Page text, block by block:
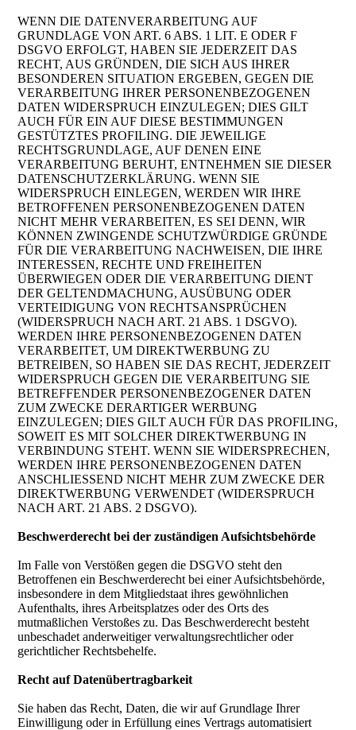
WENN DIE DATENVERARBEITUNG AUF
GRUNDLAGE VON ART. 6 ABS. 1 LIT. E ODER F
DSGVO ERFOLGT, HABEN SIE JEDERZEIT DAS
RECHT, AUS GRÜNDEN, DIE SICH AUS IHRER
BESONDEREN SITUATION ERGEBEN, GEGEN DIE
VERARBEITUNG IHRER PERSONENBEZOGENEN
DATEN WIDERSPRUCH EINZULEGEN; DIES GILT
AUCH FÜR EIN AUF DIESE BESTIMMUNGEN
GESTÜTZTES PROFILING. DIE JEWEILIGE
RECHTSGRUNDLAGE, AUF DENEN EINE
VERARBEITUNG BERUHT, ENTNEHMEN SIE DIESER
DATENSCHUTZERKLÄRUNG. WENN SIE
WIDERSPRUCH EINLEGEN, WERDEN WIR IHRE
BETROFFENEN PERSONENBEZOGENEN DATEN
NICHT MEHR VERARBEITEN, ES SEI DENN, WIR
KÖNNEN ZWINGENDE SCHUTZWÜRDIGE GRÜNDE
FÜR DIE VERARBEITUNG NACHWEISEN, DIE IHRE
INTERESSEN, RECHTE UND FREIHEITEN
ÜBERWIEGEN ODER DIE VERARBEITUNG DIENT
DER GELTENDMACHUNG, AUSÜBUNG ODER
VERTEIDIGUNG VON RECHTSANSPRÜCHEN
(WIDERSPRUCH NACH ART. 21 ABS. 1 DSGVO).
WERDEN IHRE PERSONENBEZOGENEN DATEN
VERARBEITET, UM DIREKTWERBUNG ZU
BETREIBEN, SO HABEN SIE DAS RECHT, JEDERZEIT
WIDERSPRUCH GEGEN DIE VERARBEITUNG SIE
BETREFFENDER PERSONENBEZOGENER DATEN
ZUM ZWECKE DERARTIGER WERBUNG
EINZULEGEN; DIES GILT AUCH FÜR DAS PROFILING,
SOWEIT ES MIT SOLCHER DIREKTWERBUNG IN
VERBINDUNG STEHT. WENN SIE WIDERSPRECHEN,
WERDEN IHRE PERSONENBEZOGENEN DATEN
ANSCHLIESSEND NICHT MEHR ZUM ZWECKE DER
DIREKTWERBUNG VERWENDET (WIDERSPRUCH
NACH ART. 21 ABS. 2 DSGVO).
Beschwerderecht bei der zuständigen Aufsichtsbehörde
Im Falle von Verstößen gegen die DSGVO steht den
Betroffenen ein Beschwerderecht bei einer Aufsichtsbehörde,
insbesondere in dem Mitgliedstaat ihres gewöhnlichen
Aufenthalts, ihres Arbeitsplatzes oder des Orts des
mutmaßlichen Verstoßes zu. Das Beschwerderecht besteht
unbeschadet anderweitiger verwaltungsrechtlicher oder
gerichtlicher Rechtsbehelfe.
Recht auf Datenübertragbarkeit
Sie haben das Recht, Daten, die wir auf Grundlage Ihrer
Einwilligung oder in Erfüllung eines Vertrags automatisiert